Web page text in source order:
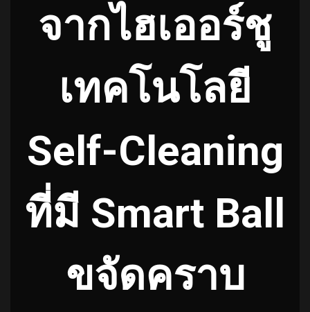
จากไฮเออร์ชู
เทคโนโลยี
Self-Cleaning
ที่มี Smart Ball
ขจัดคราบ